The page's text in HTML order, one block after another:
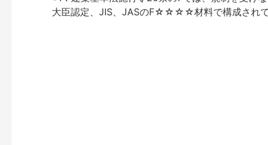
大臣認定、JIS、JASのF☆☆☆☆材料で構成されて